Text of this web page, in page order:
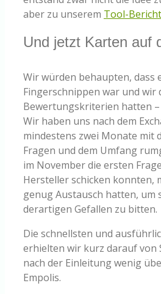
aber zu unserem Tool-Bericht
Und jetzt Karten auf
Wir würden behaupten, dass
Fingerschnippen war und wir
Bewertungskriterien hatten
Wir haben uns nach dem
mindestens zwei Monate mit
Fragen und dem Umfang
im November die ersten
Hersteller schicken konnten,
genug Austausch hatten, um
derartigen Gefallen zu bitten.
Die schnellsten und
erhielten wir kurz darauf von
nach der Einleitung wenig
Empolis.